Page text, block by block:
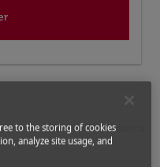
Vols de Casablanca
to the storing of cookies
analyze site usage, and